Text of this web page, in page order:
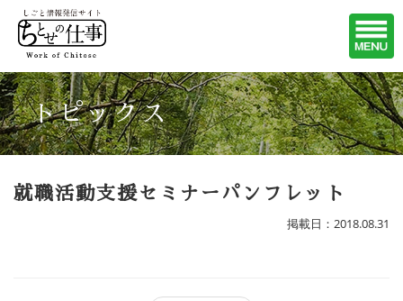
トピックス
就職活動支援セミナーパンフレット
掲載日：2018.08.31